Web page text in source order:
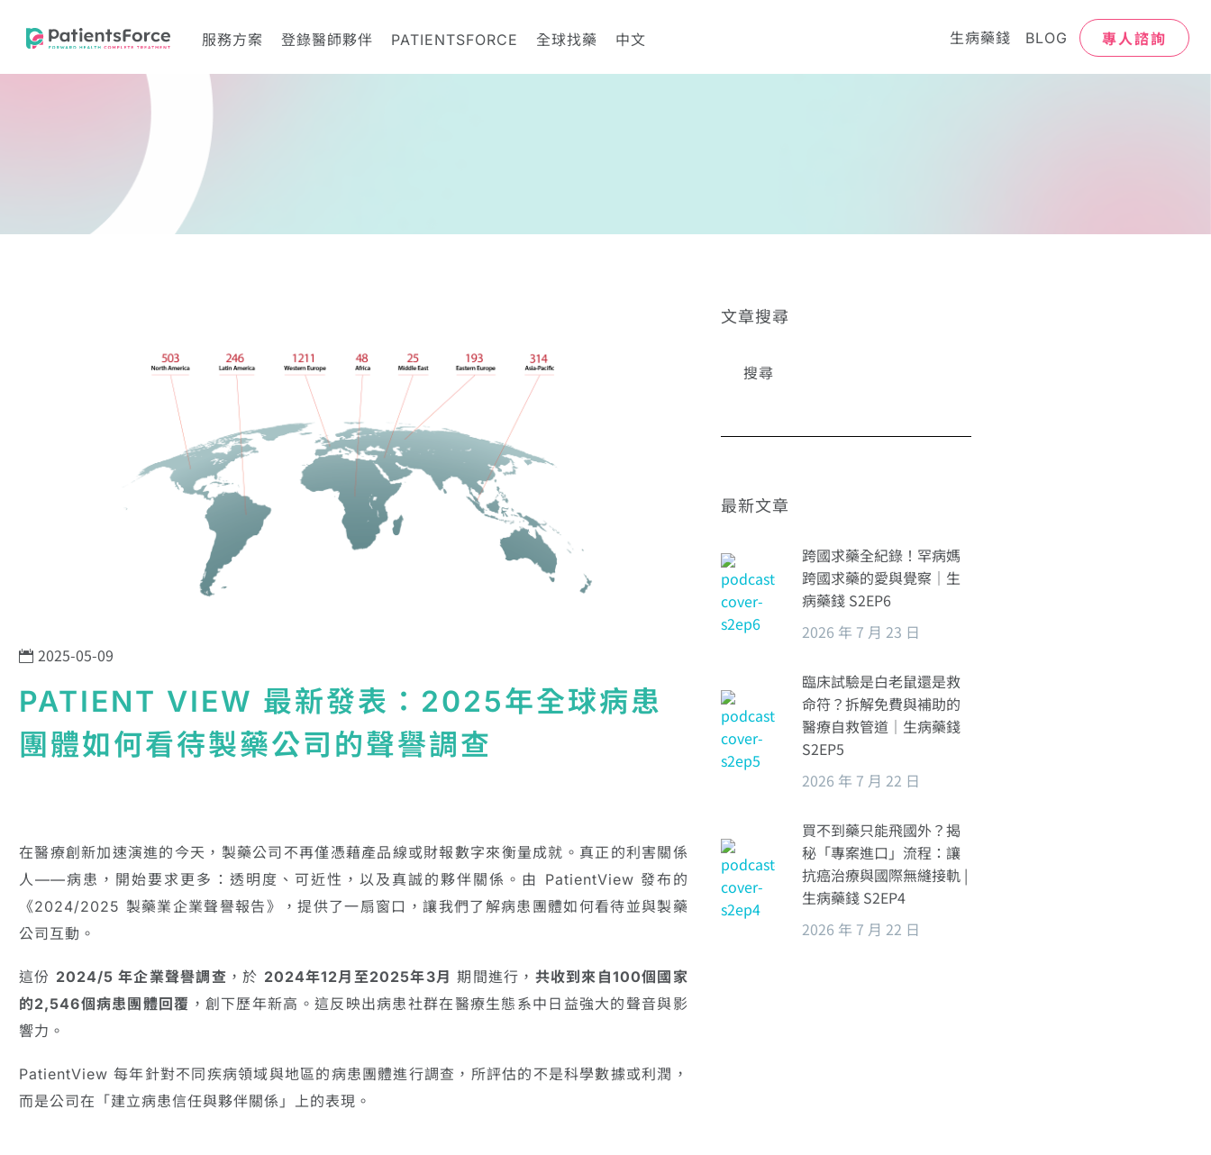
服務方案 登錄醫師夥伴 PATIENTSFORCE 全球找藥 中文 生病藥錢 BLOG 專人諮詢
2025-05-09
PATIENT VIEW 最新發表：2025年全球病患
團體如何看待製藥公司的聲譽調查
在醫療創新加速演進的今天，製藥公司不再僅憑藉產品線或財報數字來衡量成就。真正的利害關係
人——病患，開始要求更多：透明度、可近性，以及真誠的夥伴關係。由 PatientView 發布的
《2024/2025 製藥業企業聲譽報告》，提供了一扇窗口，讓我們了解病患團體如何看待並與製藥
公司互動。
這份 2024/5 年企業聲譽調查 ，於 2024年12月至2025年3月 期間進行， 共收到來自100個國家
的2,546個病患團體回覆 ，創下歷年新高。這反映出病患社群在醫療生態系中日益強大的聲音與影
響力。
PatientView 每年針對不同疾病領域與地區的病患團體進行調查，所評估的不是科學數據或利潤，
而是公司在「建立病患信任與夥伴關係」上的表現。
文章搜尋
最新文章
跨國求藥全紀錄！罕病媽
跨國求藥的愛與覺察｜生
病藥錢 S2EP6
2026 年 7 月 23 日
臨床試驗是白老鼠還是救
命符？拆解免費與補助的
醫療自救管道｜生病藥錢
S2EP5
2026 年 7 月 22 日
買不到藥只能飛國外？揭
秘「專案進口」流程：讓
抗癌治療與國際無縫接軌 |
生病藥錢 S2EP4
2026 年 7 月 22 日